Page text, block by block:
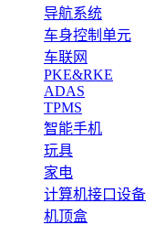
导航系统
车身控制单元
车联网
PKE&RKE
ADAS
TPMS
智能手机
玩具
家电
计算机接口设备
机顶盒